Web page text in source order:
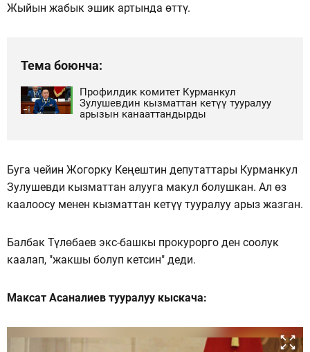
Жыйын жабык эшик артында өттү.
Тема боюнча:
Профилдик комитет Курманкул
Зулушевдин кызматтан кетүү тууралуу
арызын канааттандырды
Буга чейин Жогорку Кеңештин депутаттары Курманкул
Зулушевди кызматтан алууга макул болушкан. Ал өз
каалоосу менен кызматтан кетүү тууралуу арыз жазган.
Балбак Түлөбаев экс-башкы прокурорго ден соолук
каалап, "жакшы болуп кетсин" деди.
Максат Асаналиев тууралуу кыскача: